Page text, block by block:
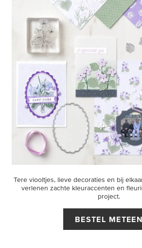
Tere viooltjes, lieve decoraties en bij
verlenen zachte kleuraccenten en
project.
BESTEL METEEN